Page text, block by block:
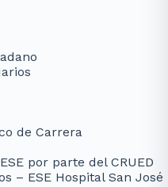
de Carrera
por parte del CRUED
– ESE Hospital San José